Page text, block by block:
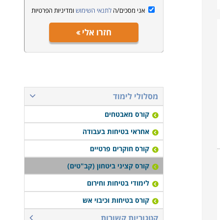
אני מסכים/הלתנאי השימוש ומדיניות הפרטיות
חזרו אלי
מסלולי לימוד
קורס מאבטחים
אחראי בטיחות בעבודה
קורס חוקרים פרטיים
קורס קציני ביטחון (קב"טים)
לימודי בטיחות וחירום
קורס בטיחות וכיבוי אש